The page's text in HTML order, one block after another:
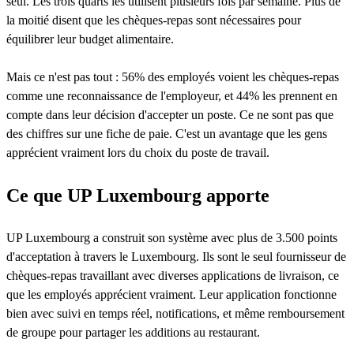
la moitié disent que les chèques-repas sont nécessaires pour
équilibrer leur budget alimentaire.
Mais ce n'est pas tout : 56% des employés voient les chèques-repas
comme une reconnaissance de l'employeur, et 44% les prennent en
compte dans leur décision d'accepter un poste. Ce ne sont pas que
des chiffres sur une fiche de paie. C'est un avantage que les gens
apprécient vraiment lors du choix du poste de travail.
Ce que UP Luxembourg apporte
UP Luxembourg a construit son système avec plus de 3.500 points
d'acceptation à travers le Luxembourg. Ils sont le seul fournisseur de
chèques-repas travaillant avec diverses applications de livraison, ce
que les employés apprécient vraiment. Leur application fonctionne
bien avec suivi en temps réel, notifications, et même remboursement
de groupe pour partager les additions au restaurant.